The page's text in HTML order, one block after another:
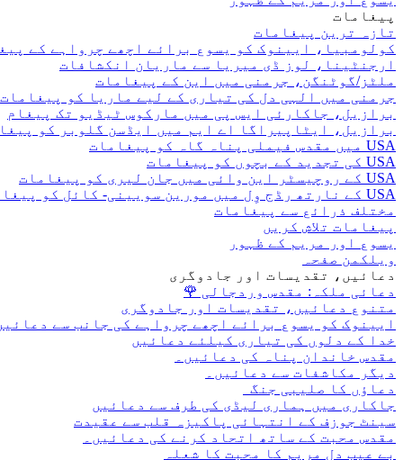
پیغامات
تازہ ترین پیغامات
کولومبیا، ایینوک کو یسوع برائے اچھے چرواہے کے
ارجنٹینا، لوز ڈی میریا سے ماریان انکشافات
ملٹز/گوٹنگن، جرمنی میں این کے پیغامات
جرمنی میں الہی دل کی تیاری کے لیے ماریا کو پیغامات
برازیل، جاکارئی ایس پی میں مارکوس ٹیڈیو تک پیغام
برازیل، ایٹاپیراگا اے ایم میں ایڈسن گلوبر کو
USA میں مقدس فیملی پناہ گاہ کو پیغامات
USA کی تجدید کے بچوں کو پیغامات
USA کے روچیسٹر این وائی میں جان لیری کو پیغامات
USA کے نارتھ رڈج وِل میں مورین سویینی- کائل کو پیغامات
مختلف ذرائع سے پیغامات
پیغامات تلاش کریں
یسوع اور مریم کے ظہور
ویلکمن صفحہ
دعائیں، تقدیسات اور جادوگری
دعائی ملکہ: مقدس وردجالی 🌹
متنوع دعائیں، تقدیسات اور جادوگری
ایینوک کو یسوع برائے اچھے چرواہے کی جانب سے
خدا کے دلوں کی تیاری کیلئے دعائیں
مقدس خاندان پناہ کی دعائیں۔
دیگر مکاشفات سے دعائیں۔
دعاؤں کا صلیبی جنگ
جاکاری میں ہماری لیڈی کی طرف سے دعائیں
سینٹ جوزف کے انتہائی پاکیزہ قلب سے عقیدت
مقدس محبت کے ساتھ اتحاد کرنے کی دعائیں۔
بے عیب دل مریم کا محبت کا شعلہ